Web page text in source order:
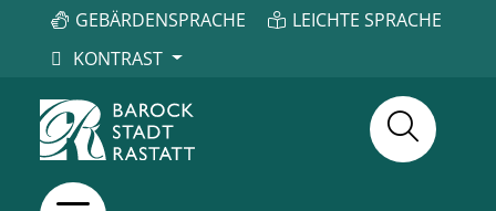
GEBÄRDENSPRACHE
LEICHTE SPRACHE
KONTRAST